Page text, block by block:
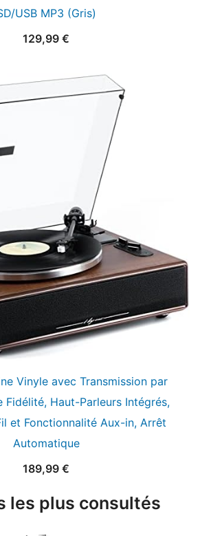
USB MP3 (Gris)
129,99 €
Vinyle avec Transmission par
Fidélité, Haut-Parleurs Intégrés,
et Fonctionnalité Aux-in, Arrêt
Automatique
189,99 €
les plus consultés